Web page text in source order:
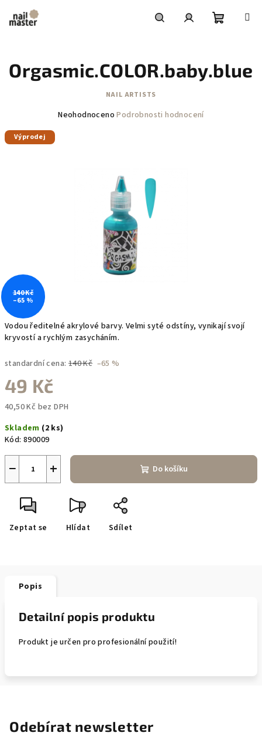
obsah
košík
Vodou ředitelné akrylové barvy. Velmi syté odstíny, vynikají svojí
kryvostí a rychlým zasycháním.
standardní cena: 140 Kč –65 %
49 Kč
40,50 Kč bez DPH
cena:
Skladem (2 ks)
Kód: 890009
+
− Do košíku
Zeptat se Hlídat Sdílet
Orgasmic.COLOR.baby.blue
NAIL ARTISTS
Průměrné
Neohodnoceno Podrobnosti hodnocení
Výprodej
140 Kč
–65 %
Popis
Detailní popis produktu
Produkt je určen pro profesionální použití!
Odebírat newsletter